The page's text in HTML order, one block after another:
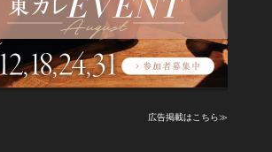
広告掲載はこちら≫